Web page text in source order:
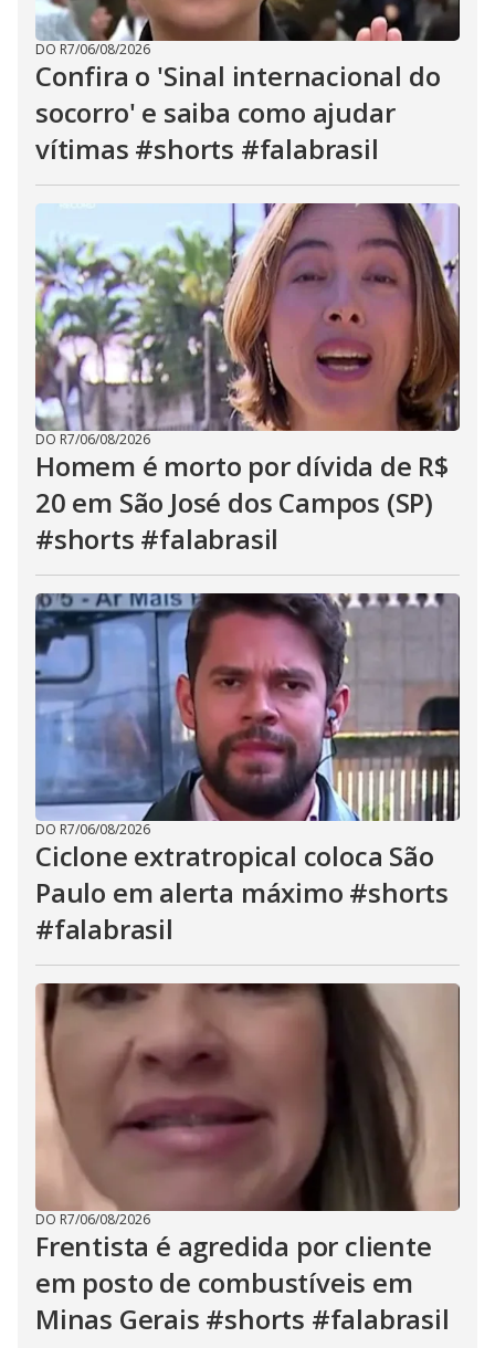
DO R7/06/08/2026
Confira o 'Sinal internacional do
socorro' e saiba como ajudar
vítimas #shorts #falabrasil
DO R7/06/08/2026
Homem é morto por dívida de R$
20 em São José dos Campos (SP)
#shorts #falabrasil
DO R7/06/08/2026
Ciclone extratropical coloca São
Paulo em alerta máximo #shorts
#falabrasil
DO R7/06/08/2026
Frentista é agredida por cliente
em posto de combustíveis em
Minas Gerais #shorts #falabrasil